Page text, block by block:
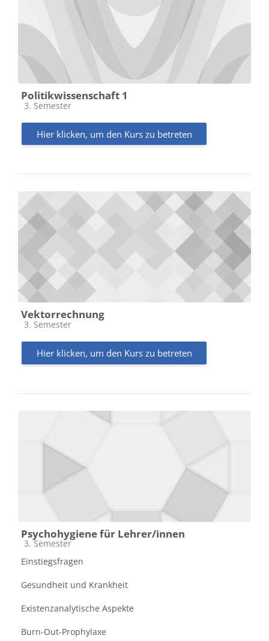
Politikwissenschaft 1
Kursbereich
3. Semester
Hier klicken, um den Kurs zu betreten
Vektorrechnung
Kursbereich
3. Semester
Hier klicken, um den Kurs zu betreten
Psychohygiene für Lehrer/innen
Kursbereich
3. Semester
Einstiegsfragen
Gesundheit und Krankheit
Existenzanalytische Aspekte
Burn-Out-Prophylaxe